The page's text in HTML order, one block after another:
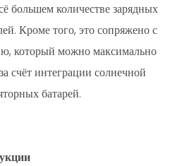
большем количестве зарядных
Кроме того, это сопряжено с
который можно максимально
счёт интеграции солнечной
батарей.